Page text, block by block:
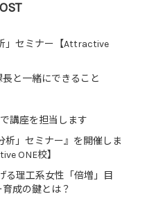
」セミナー【Attractive
と一緒にできること
講座を担当します
析」セミナー』を開催しま
ONE校】
る理工系女性「倍増」目
成の鍵とは？